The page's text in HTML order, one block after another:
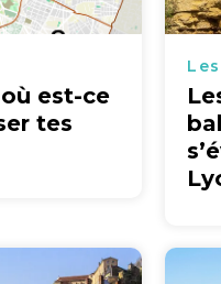
est-ce
tes